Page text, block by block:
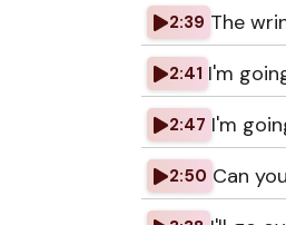
2:39 The
2:41 I'm
2:47 I'm
2:50 Can